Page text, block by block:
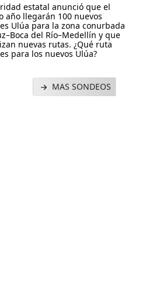
estatal anunció que el
año llegarán 100 nuevos
Ulúa para la zona conurbada
del Río–Medellín y que
nuevas rutas. ¿Qué ruta
para los nuevos Ulúa?
MAS SONDEOS